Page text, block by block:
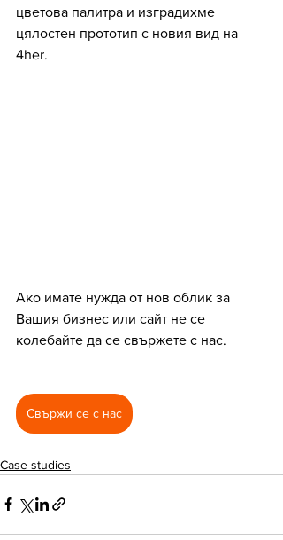
цветова палитра и изградихме
цялостен прототип с новия вид на
4her.
Ако имате нужда от нов облик за
Вашия бизнес или сайт не се
колебайте да се свържете с нас.
Свържи се с нас
Case studies